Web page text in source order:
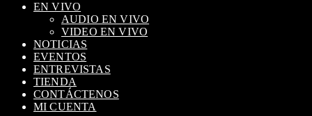
EN VIVO
AUDIO EN VIVO
VIDEO EN VIVO
NOTICIAS
EVENTOS
ENTREVISTAS
TIENDA
CONTÁCTENOS
MI CUENTA